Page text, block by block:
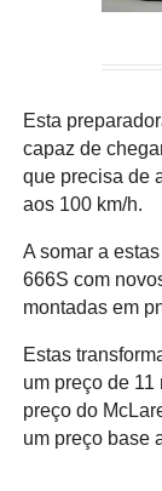
Esta
capaz de
que precisa de
aos 100 km/h.
A somar a
666S com
montadas em
Estas
um preço de
preço do
um preço base